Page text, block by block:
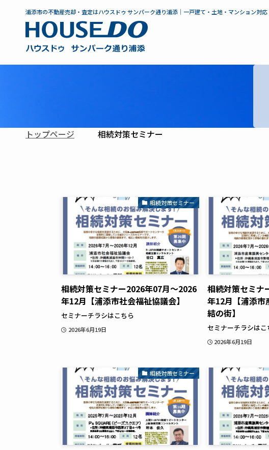
浦添市の不動産売却・査定はハウスドゥ サンパーク通り浦添｜一戸建て・土地・マンション対応
トップページ 相続対策セミナー
相続対策セミナー
相続対策セミナー2026年07月～2026
年12月【浦添市社会福祉協議会】
セミナーチラシはこちら
2026年6月19日
相続対策セミナ
年12月【浦添市
結の街】
セミナーチラシはこ
2026年6月19日
相続対策セミナー